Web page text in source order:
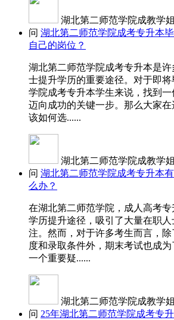
湖北第二师范学院成教学姐
问 湖北第二师范学院成考专升本
自己的岗位？
湖北第二师范学院成考专升本是
士提升学历的重要途径。对于即
学院成考专升本学生来说，找到
迈向成功的关键一步。那么大家
该如何选......
湖北第二师范学院成教学姐
问 湖北第二师范学院成考专升本
么办？
在湖北第二师范学院，成人高考
学历提升途径，吸引了大量在职
注。然而，对于许多考生而言，
度和录取条件外，期末考试也成
一个重要疑......
湖北第二师范学院成教学姐
问 25年湖北第二师范学院成考专